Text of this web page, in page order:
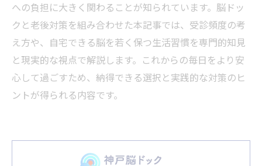
への負担に大きく関わることが知られています。脳ドッ
クと老後対策を組み合わせた本記事では、受診頻度の考
え方や、自宅できる脳を若く保つ生活習慣を専門的知見
と現実的な視点で解説します。これからの毎日をより安
心して過ごすため、納得できる選択と実践的な対策のヒ
ントが得られる内容です。